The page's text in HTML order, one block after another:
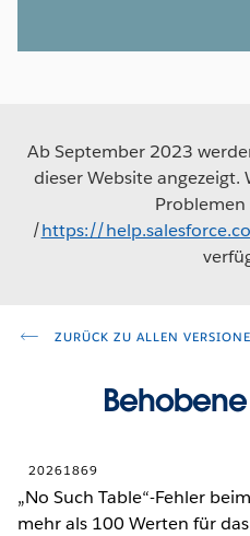
Ab September 2023
dieser Website
/https://
ZURÜCK ZU ALLEN
20261869
„No Such Table“-Fehler
mehr als 100 Werten für